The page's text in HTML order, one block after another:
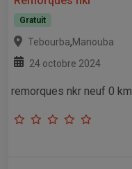
Gratuit
Tebourba,Manouba
24 octobre 2024
remorques nkr neuf 0 km